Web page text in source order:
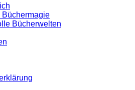
Büchermagie
Bücherwelten